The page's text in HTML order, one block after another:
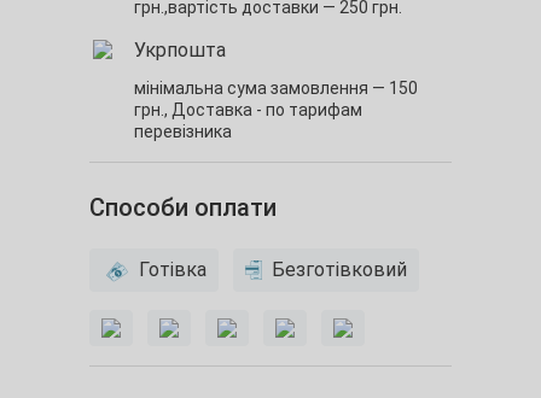
грн.,вартість доставки — 250 грн.
Укрпошта
мінімальна сума замовлення — 150
грн., Доставка - по тарифам
перевізника
Способи оплати
Готівка Безготівковий